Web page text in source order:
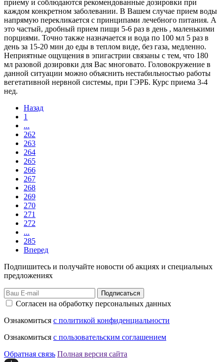
приему и соблюдаются рекомендованные дозировки при
каждом конкретном заболевании. В Вашем случае прием воды
напрямую перекликается с принципами лечебного питания. А
это частый, дробный прием пищи 5-6 раз в день , маленькими
порциями. Точно также назначается и вода по 100 мл 5 раз в
день за 15-20 мин до еды в теплом виде, без газа, медленно.
Неприятные ощущения в эпигастрии связаны с тем, что 180
мл разовой дозировки для Вас многовато. Головокружение в
данной ситуации можно объяснить нестабильностью работы
вегетативной нервной системы, при ГЭРБ. Курс приема 3-4
нед.
Назад
1
...
262
263
264
265
266
267
268
269
270
271
272
...
285
Вперед
Подпишитесь и получайте новости об акциях и специальных
предложениях
Подписаться
Согласен на обработку персональных данных
Ознакомиться с политикой конфиденциальности
Ознакомиться с пользовательским соглашением
Обратная связь Полная версия сайта